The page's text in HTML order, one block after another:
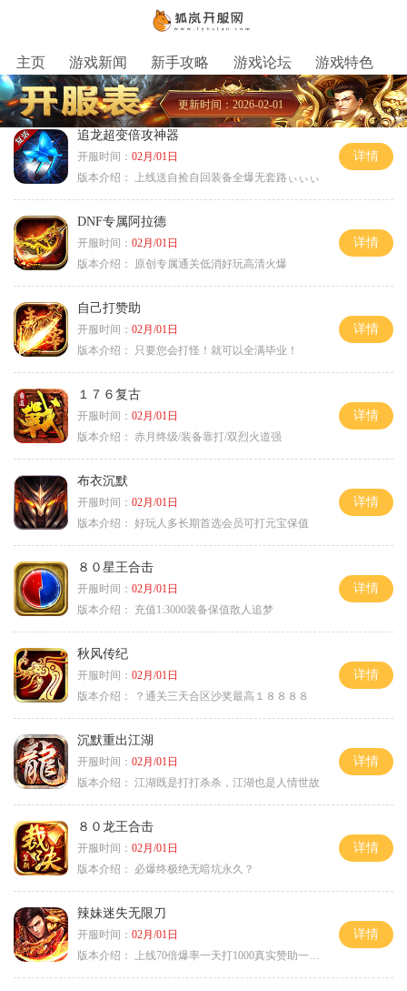
主页 游戏新闻 新手攻略 游戏论坛 游戏特色
更新时间：2026-02-01
追龙超变倍攻神器
开服时间： 02月/01日
版本介绍：
上线送自捡自回装备全爆无套路ぃぃぃ
详情
DNF专属阿拉德
开服时间： 02月/01日
版本介绍：
原创专属通关低消好玩高清火爆
详情
自己打赞助
开服时间： 02月/01日
版本介绍：
只要您会打怪！就可以全满毕业！
详情
１７６复古
开服时间： 02月/01日
版本介绍： 赤月终级/装备靠打/双烈火道强
详情
布衣沉默
开服时间： 02月/01日
版本介绍： 好玩人多长期首选会员可打元宝保值
详情
８０星王合击
开服时间： 02月/01日
版本介绍：
充值1:3000装备保值散人追梦
详情
秋风传纪
开服时间： 02月/01日
版本介绍：
？通关三天合区沙奖最高１８８８８
详情
沉默重出江湖
开服时间： 02月/01日
版本介绍： 江湖既是打打杀杀，江湖也是人情世故
详情
８０龙王合击
开服时间： 02月/01日
版本介绍：
必爆终极绝无暗坑永久？
详情
辣妹迷失无限刀
开服时间： 02月/01日
版本介绍：
上线70倍爆率一天打1000真实赞助一夜终
详情